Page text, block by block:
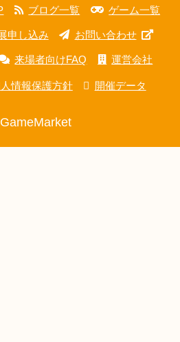
ブログ一覧 ゲーム一覧
申し込み お問い合わせ
来場者向けFAQ 運営会社
情報保護方針 開催データ
GameMarket